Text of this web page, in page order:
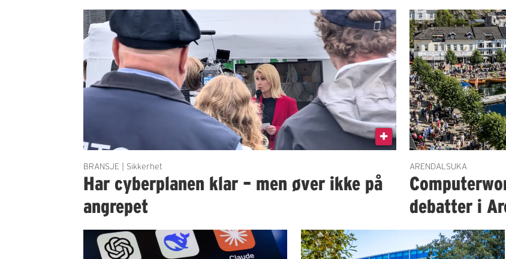
BRANSJE | Sikkerhet
Har cyberplanen klar – men øver ikke på
angrepet
ARENDALSUKA
debatter i